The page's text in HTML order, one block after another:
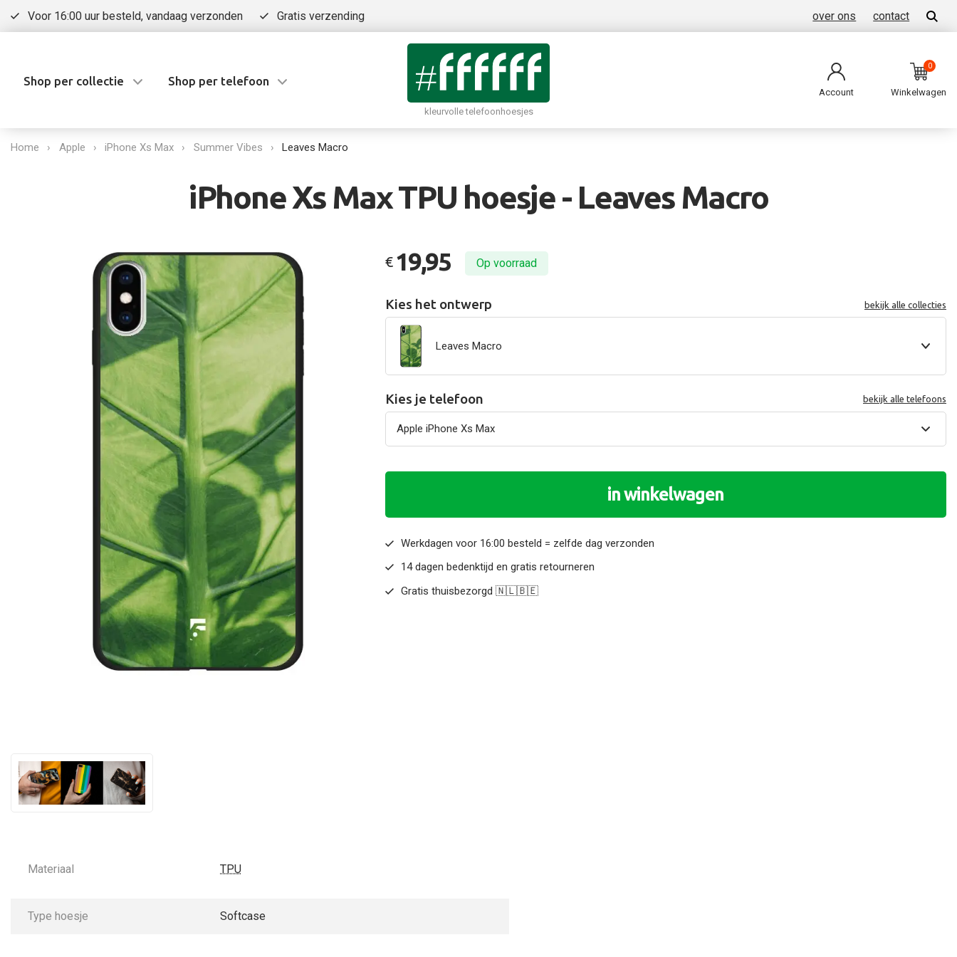
Voor 16:00 uur besteld, vandaag verzonden Gratis verzending over ons contact
Shop per collectie Shop per telefoon
kleurvolle telefoonhoesjes
Account
0
Winkelwagen
Home Apple iPhone Xs Max Summer Vibes Leaves Macro
iPhone Xs Max TPU hoesje - Leaves Macro
€ 19,95 Op voorraad
Kies het ontwerp bekijk alle collecties
Leaves Macro
Kies je telefoon bekijk alle telefoons
in winkelwagen
Werkdagen voor 16:00 besteld = zelfde dag verzonden
14 dagen bedenktijd en gratis retourneren
Gratis thuisbezorgd 🇳🇱🇧🇪
Materiaal TPU
Type hoesje Softcase